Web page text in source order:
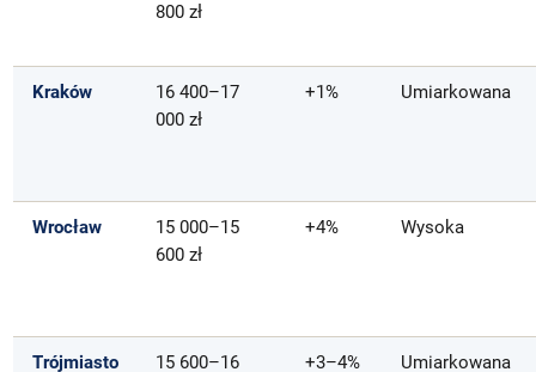
800 zł
Kraków
16 400–17
000 zł
+1% Umiarkowana
Wrocław
15 000–15
600 zł
+4% Wysoka
Trójmiasto
15 600–16
+3–4% Umiarkowana